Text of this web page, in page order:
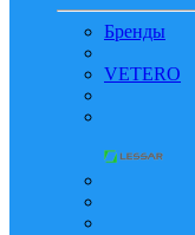
Бренды
VETERO